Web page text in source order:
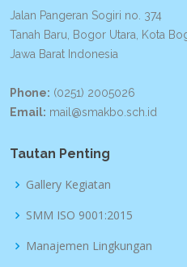
Jalan Pangeran Sogiri no. 374
Tanah Baru, Bogor Utara, Kota
Jawa Barat Indonesia
Phone: (0251) 2005026
Email: mail@smakbo.sch.id
Tautan Penting
Gallery Kegiatan
SMM ISO 9001:2015
Manajemen Lingkungan